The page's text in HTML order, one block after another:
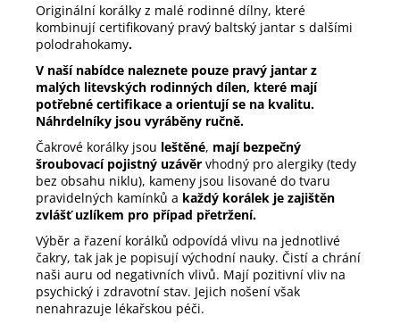
Originální korálky z malé rodinné dílny, které
kombinují certifikovaný pravý baltský jantar s dalšími
polodrahokamy.
V naší nabídce naleznete pouze pravý jantar z
malých litevských rodinných dílen, které mají
potřebné certifikace a orientují se na kvalitu.
Náhrdelníky jsou vyráběny ručně.
Čakrové korálky jsou leštěné, mají bezpečný
šroubovací pojistný uzávěr vhodný pro alergiky (tedy
bez obsahu niklu), kameny jsou lisované do tvaru
pravidelných kamínků a každý korálek je zajištěn
zvlášť uzlíkem pro případ přetržení.
Výběr a řazení korálků odpovídá vlivu na jednotlivé
čakry, tak jak je popisují východní nauky. Čistí a chrání
naši auru od negativních vlivů. Mají pozitivní vliv na
psychický i zdravotní stav. Jejich nošení však
nenahrazuje lékařskou péči.